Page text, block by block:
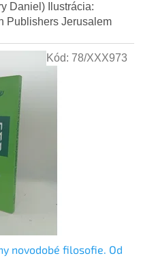
Daniel) Ilustrácia:
Publishers Jerusalem
novodobé filosofie. Od
Kód: 78/XXX973